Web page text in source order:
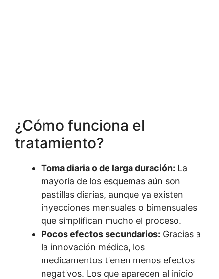
¿Cómo funciona el
tratamiento?
Toma diaria o de larga duración: La
mayoría de los esquemas aún son
pastillas diarias, aunque ya existen
inyecciones mensuales o bimensuales
que simplifican mucho el proceso.
Pocos efectos secundarios: Gracias a
la innovación médica, los
medicamentos tienen menos efectos
negativos. Los que aparecen al inicio